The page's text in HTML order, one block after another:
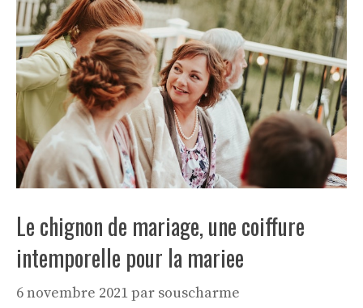
Le chignon de mariage, une coiffure
intemporelle pour la mariee
6 novembre 2021par souscharme